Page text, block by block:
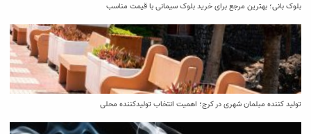
بلوک بانی؛ بهترین مرجع برای خرید بلوک سیمانی با قیمت مناسب
تولید کننده مبلمان شهری در کرج؛ اهمیت انتخاب تولیدکننده محلی